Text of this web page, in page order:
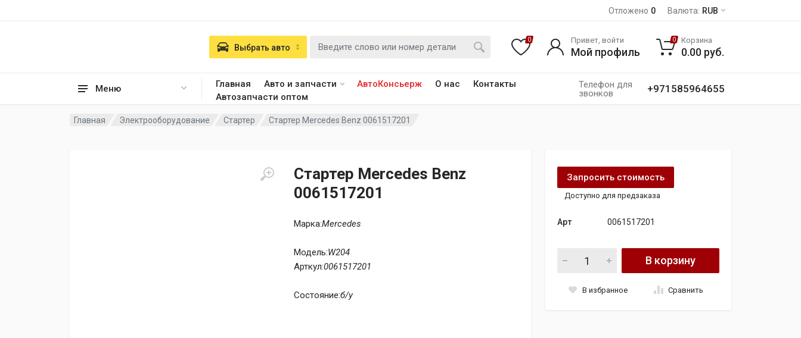
Отложено 0 Валюта: RUB
Меню Главная Авто и запчасти АвтоКонсьерж О нас
Контакты
Автозапчасти оптом
Телефон для
звонков
+971585964655
Выбрать авто
0 Привет, войти
Мой профиль
0 Корзина
0.00 руб.
Главная Электрооборудование Стартер Стартер Mercedes Benz 0061517201
Стартер Mercedes Benz
0061517201
Марка:Mercedes
Модель:W204
Арткул:0061517201
Состояние:б/у
Запросить стоимость
Доступно для предзаказа
Арт 0061517201
Стартер Mercedes Benz 0061517201 quantity
В корзину
В избранное Сравнить